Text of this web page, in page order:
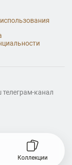
Коллекции
канал